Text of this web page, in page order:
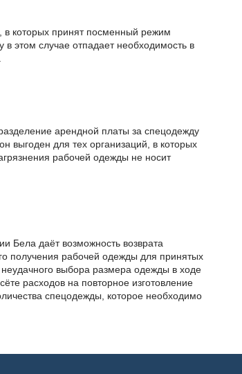
в которых принят посменный режим
этом случае отпадает необходимость в
арендной платы за спецодежду
выгоден для тех организаций, в которых
рабочей одежды не носит
Бела даёт возможность возврата
получения рабочей одежды для принятых
выбора размера одежды в ходе
расходов на повторное изготовление
спецодежды, которое необходимо